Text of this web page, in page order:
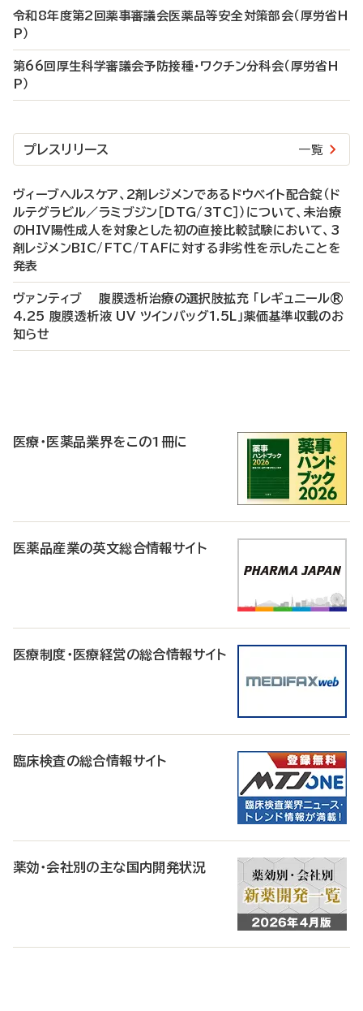
令和8年度第2回薬事審議会医薬品等安全対策部会（厚労省H
P）
第66回厚生科学審議会予防接種・ワクチン分科会（厚労省H
P）
プレスリリース 一覧
ヴィーブヘルスケア、2剤レジメンであるドウベイト配合錠（ド
ルテグラビル／ラミブジン［DTG/3TC］）について、未治療
のHIV陽性成人を対象とした初の直接比較試験において、3
剤レジメンBIC/FTC/TAFに対する非劣性を示したことを
発表
ヴァンティブ 腹膜透析治療の選択肢拡充 「レギュニール®
4.25 腹膜透析液 UV ツインバッグ1.5L」薬価基準収載のお
知らせ
医療・医薬品業界をこの1冊に
医薬品産業の英文総合情報サイト
医療制度・医療経営の総合情報サイト
臨床検査の総合情報サイト
薬効・会社別の主な国内開発状況